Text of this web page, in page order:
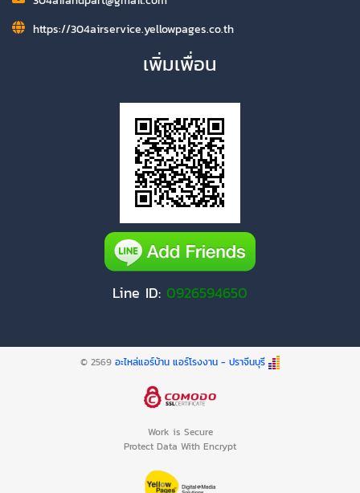
https://304airservice.yellowpages.co.th
เพิ่มเพื่อน
Line ID: 0926594650
© 2569 อะไหล่แอร์บ้าน แอร์โรงงาน - ปราจีนบุรี
Work is Secure
Protect Data With Encrypt